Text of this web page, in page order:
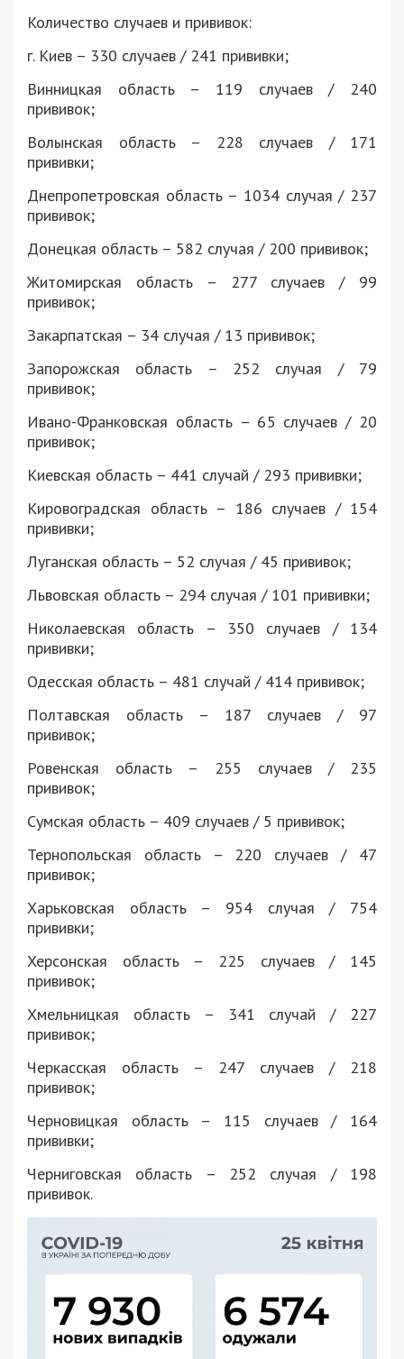
Количество случаев и прививок:
г. Киев – 330 случаев / 241 прививки;
Винницкая область – 119 случаев / 240
прививок;
Волынская область – 228 случаев / 171
прививки;
Днепропетровская область – 1034 случая / 237
прививок;
Донецкая область – 582 случая / 200 прививок;
Житомирская область – 277 случаев / 99
прививок;
Закарпатская – 34 случая / 13 прививок;
Запорожская область – 252 случая / 79
прививок;
Ивано-Франковская область – 65 случаев / 20
прививок;
Киевская область – 441 случай / 293 прививки;
Кировоградская область – 186 случаев / 154
прививки;
Луганская область – 52 случая / 45 прививок;
Львовская область – 294 случая / 101 прививки;
Николаевская область – 350 случаев / 134
прививки;
Одесская область – 481 случай / 414 прививок;
Полтавская область – 187 случаев / 97
прививок;
Ровенская область – 255 случаев / 235
прививок;
Сумская область – 409 случаев / 5 прививок;
Тернопольская область – 220 случаев / 47
прививок;
Харьковская область – 954 случая / 754
прививки;
Херсонская область – 225 случаев / 145
прививок;
Хмельницкая область – 341 случай / 227
прививок;
Черкасская область – 247 случаев / 218
прививок;
Черновицкая область – 115 случаев / 164
прививки;
Черниговская область – 252 случая / 198
прививок.